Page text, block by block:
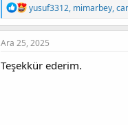
T
e
p
k
l
e
yusuf3312, mimarbey,
Ara 25, 2025
Teşekkür ederim.